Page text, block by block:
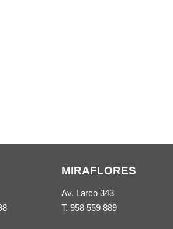
MIRAFLORES
Av. Larco 343
T. 958 559 889